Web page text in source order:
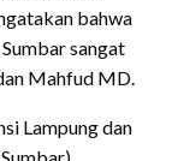
bahwa
sangat
Mahfud MD.
Lampung dan